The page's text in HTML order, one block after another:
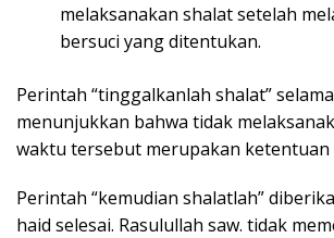
melaksanakan shalat setelah
bersuci yang ditentukan.
Perintah “tinggalkanlah shalat”
menunjukkan bahwa tidak
waktu tersebut merupakan ketentuan
Perintah “kemudian shalatlah”
haid selesai. Rasulullah saw. tidak